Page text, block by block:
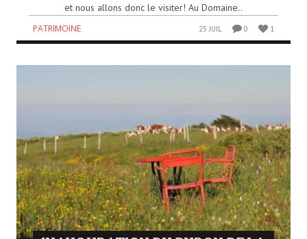
et nous allons donc le visiter! Au Domaine..
PATRIMOINE 25 JUIL 0 1